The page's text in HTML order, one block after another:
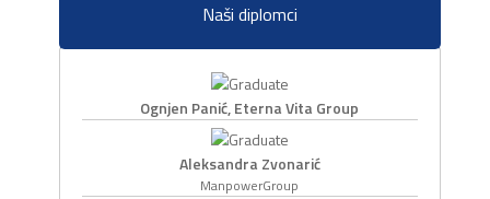
Naši diplomci
Ognjen Panić, Eterna Vita Group
Aleksandra Zvonarić
ManpowerGroup